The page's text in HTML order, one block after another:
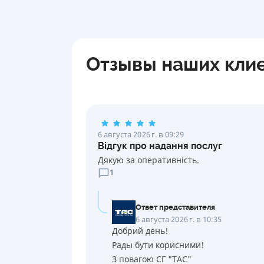
Отзывы наших
6 августа 2026 г. в 09:29
Відгук про надання послуг
Дякую за оперативність.
1
Ответ представителя
6 августа 2026 г. в 10:35
Добрий день!
Рады бути корисними!
З повагою СГ "ТАС"